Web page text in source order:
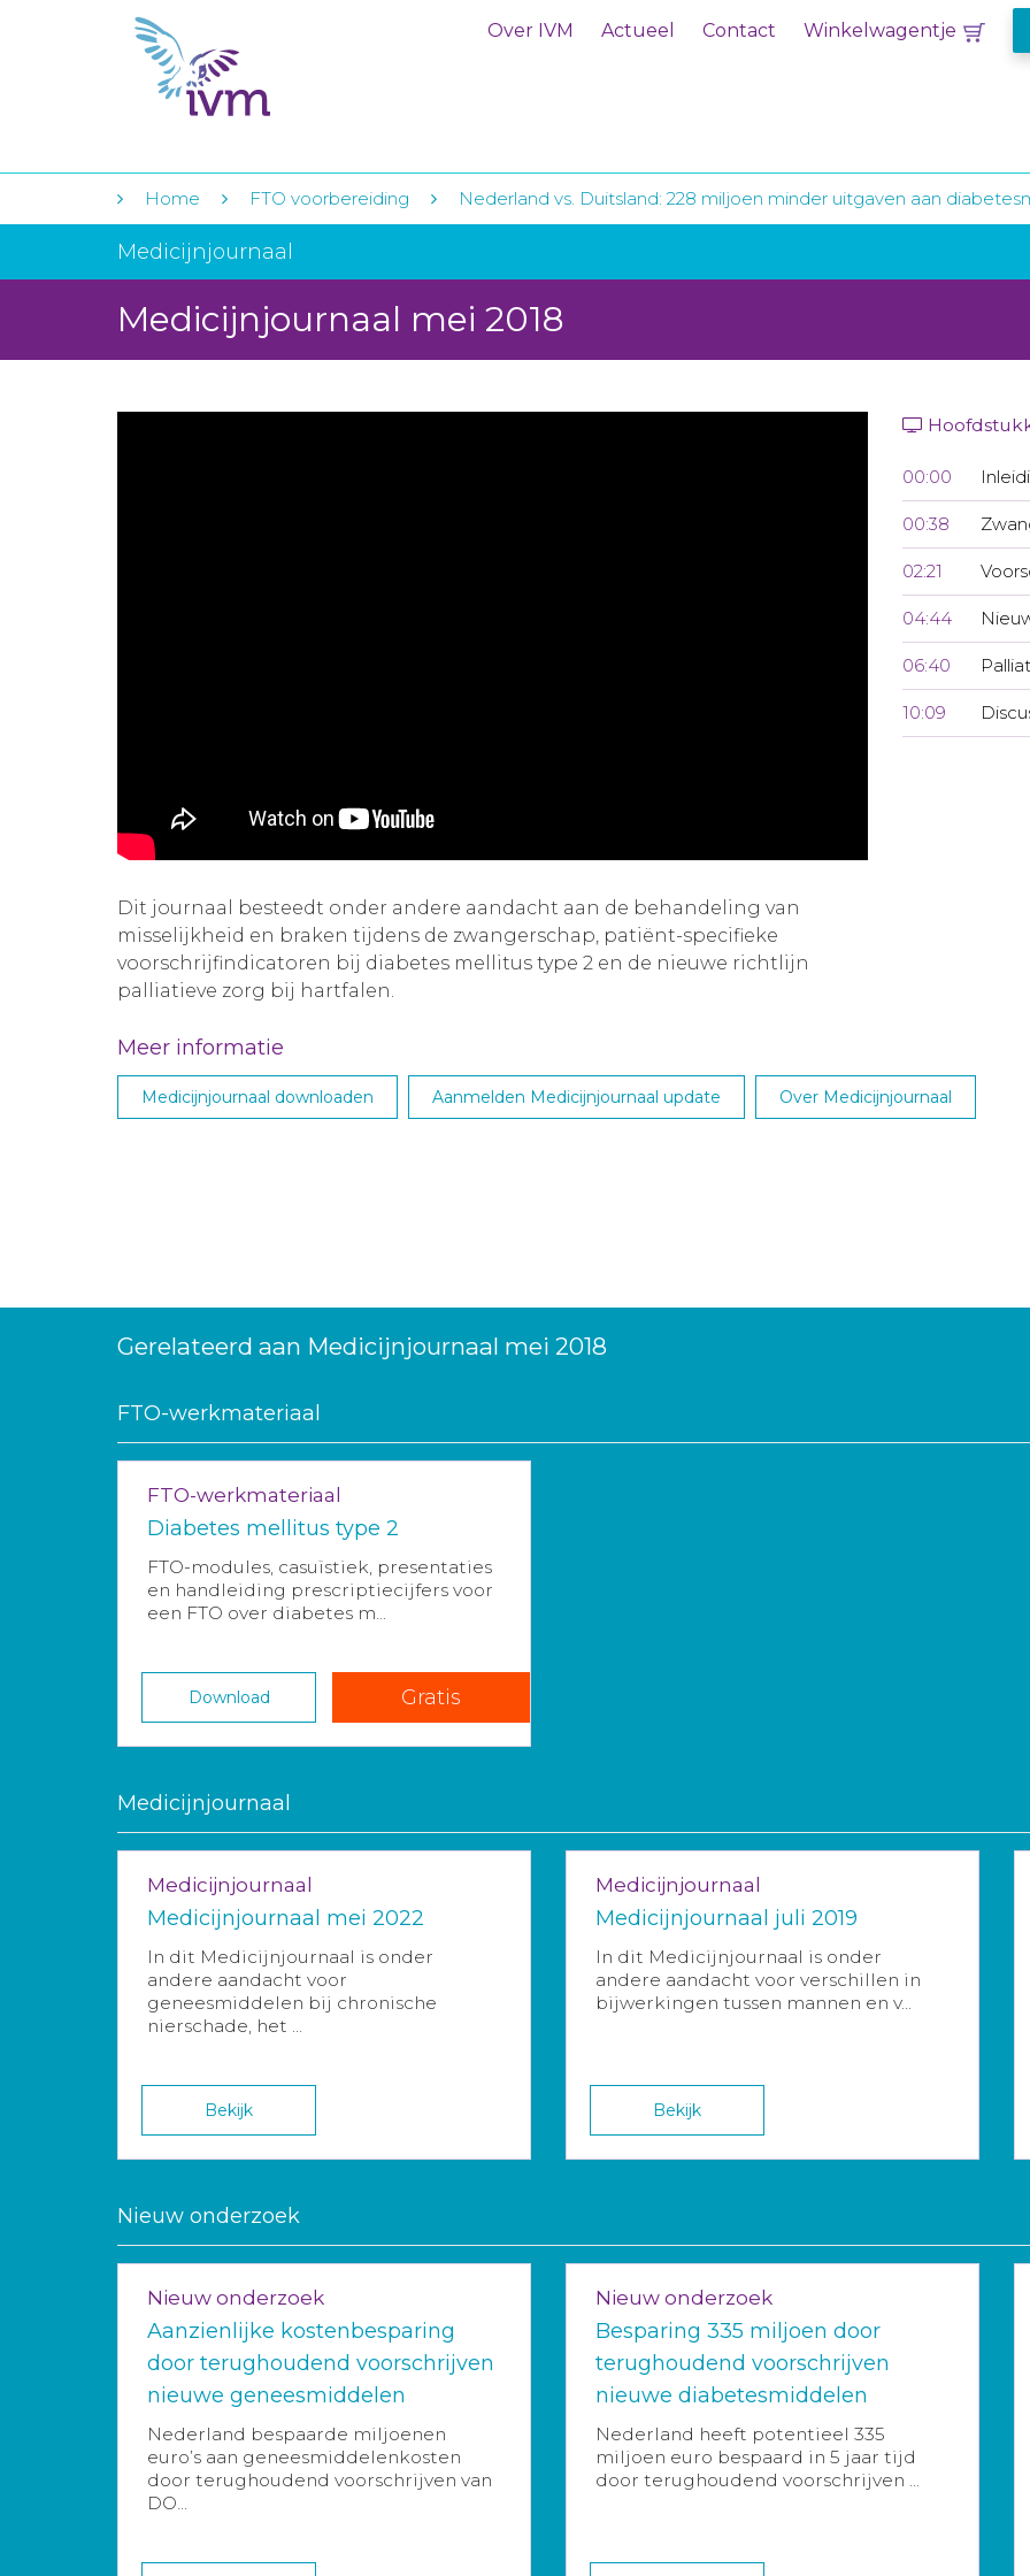
Over IVM Actueel Contact Winkelwagentje
Home FTO voorbereiding Nederland vs. Duitsland: 228 miljoen minder uitgaven aan
Medicijnjournaal
Medicijnjournaal mei 2018
00:00
00:38
02:21
04:44
06:40
10:09
Dit journaal besteedt onder andere aandacht aan de behandeling van
misselijkheid en braken tijdens de zwangerschap, patiënt-specifieke
voorschrijfindicatoren bij diabetes mellitus type 2 en de nieuwe richtlijn
palliatieve zorg bij hartfalen.
Meer informatie
Medicijnjournaal downloaden Aanmelden Medicijnjournaal update Over Medicijnjournaal
Gerelateerd aan Medicijnjournaal mei 2018
FTO-werkmateriaal
FTO-werkmateriaal
Diabetes mellitus type 2
FTO-modules, casuïstiek, presentaties
en handleiding prescriptiecijfers voor
een FTO over diabetes m...
Download Gratis
Medicijnjournaal
Medicijnjournaal
Medicijnjournaal mei 2022
In dit Medicijnjournaal is onder
andere aandacht voor
geneesmiddelen bij chronische
nierschade, het ...
Bekijk
Medicijnjournaal
Medicijnjournaal juli 2019
In dit Medicijnjournaal is onder
andere aandacht voor verschillen in
bijwerkingen tussen mannen en v...
Bekijk
Nieuw onderzoek
Nieuw onderzoek
Aanzienlijke kostenbesparing
door terughoudend voorschrijven
nieuwe geneesmiddelen
Nederland bespaarde miljoenen
euro’s aan geneesmiddelenkosten
door terughoudend voorschrijven van
DO...
Nieuw onderzoek
Besparing 335 miljoen door
terughoudend voorschrijven
nieuwe diabetesmiddelen
Nederland heeft potentieel 335
miljoen euro bespaard in 5 jaar tijd
door terughoudend voorschrijven ...